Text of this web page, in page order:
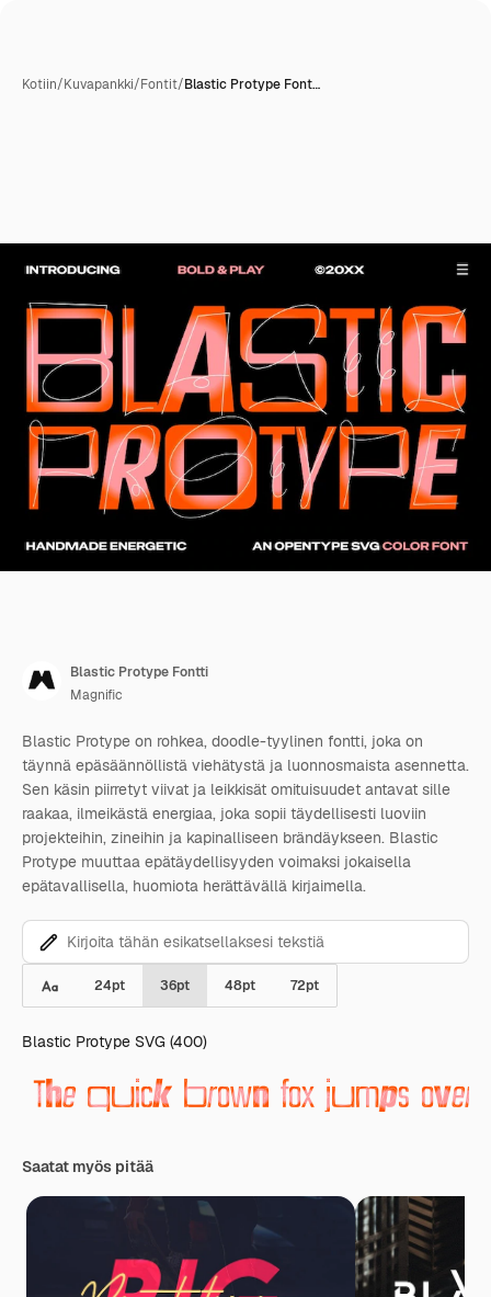
Kotiin/Kuvapankki/Fontit/Blastic Protype Font…
Blastic Protype Fontti
Magnific
Blastic Protype on rohkea, doodle-tyylinen fontti, joka on
täynnä epäsäännöllistä viehätystä ja luonnosmaista asennetta.
Sen käsin piirretyt viivat ja leikkisät omituisuudet antavat sille
raakaa, ilmeikästä energiaa, joka sopii täydellisesti luoviin
projekteihin, zineihin ja kapinalliseen brändäykseen. Blastic
Protype muuttaa epätäydellisyyden voimaksi jokaisella
epätavallisella, huomiota herättävällä kirjaimella.
24pt 36pt 48pt 72pt
Blastic Protype SVG (400)
Saatat myös pitää